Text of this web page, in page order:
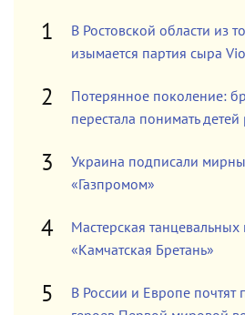
В Ростовской области из
изымается партия сыра
Потерянное поколение:
перестала понимать детей
Украина подписали
«Газпромом»
Мастерская танцевальных
«Камчатская Бретань»
В России и Европе почтят